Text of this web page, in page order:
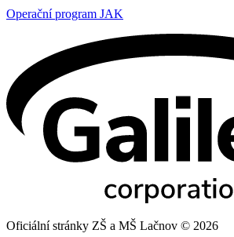
Operační program JAK
Oficiální stránky ZŠ a MŠ Lačnov © 2026